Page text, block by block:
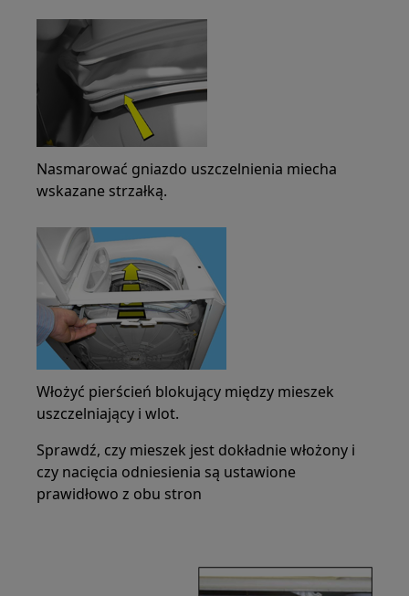
Nasmarować gniazdo uszczelnienia miecha
wskazane strzałką.
Włożyć pierścień blokujący między mieszek
uszczelniający i wlot.
Sprawdź, czy mieszek jest dokładnie włożony i
czy nacięcia odniesienia są ustawione
prawidłowo z obu stron